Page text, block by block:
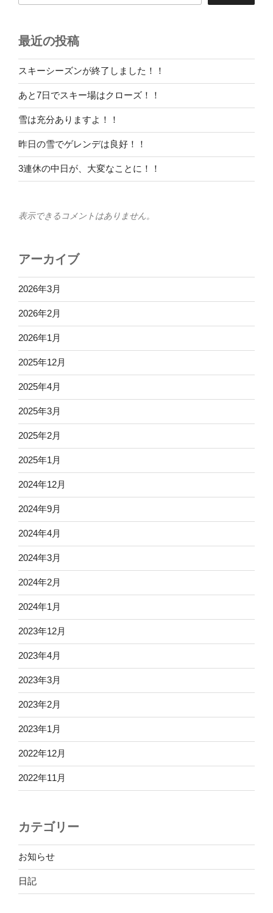
最近の投稿
スキーシーズンが終了しました！！
あと7日でスキー場はクローズ！！
雪は充分ありますよ！！
昨日の雪でゲレンデは良好！！
3連休の中日が、大変なことに！！
表示できるコメントはありません。
アーカイブ
2026年3月
2026年2月
2026年1月
2025年12月
2025年4月
2025年3月
2025年2月
2025年1月
2024年12月
2024年9月
2024年4月
2024年3月
2024年2月
2024年1月
2023年12月
2023年4月
2023年3月
2023年2月
2023年1月
2022年12月
2022年11月
カテゴリー
お知らせ
日記